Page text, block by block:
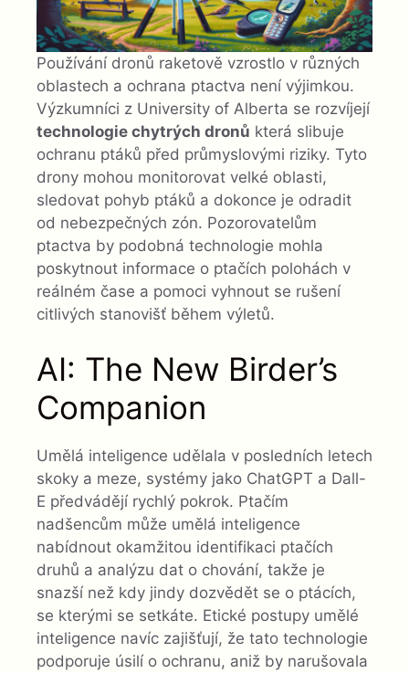
Používání dronů raketově vzrostlo v různých
oblastech a ochrana ptactva není výjimkou.
Výzkumníci z University of Alberta se rozvíjejí
technologie chytrých dronů která slibuje
ochranu ptáků před průmyslovými riziky. Tyto
drony mohou monitorovat velké oblasti,
sledovat pohyb ptáků a dokonce je odradit
od nebezpečných zón. Pozorovatelům
ptactva by podobná technologie mohla
poskytnout informace o ptačích polohách v
reálném čase a pomoci vyhnout se rušení
citlivých stanovišť během výletů.
AI: The New Birder’s
Companion
Umělá inteligence udělala v posledních letech
skoky a meze, systémy jako ChatGPT a Dall-
E předvádějí rychlý pokrok. Ptačím
nadšencům může umělá inteligence
nabídnout okamžitou identifikaci ptačích
druhů a analýzu dat o chování, takže je
snazší než kdy jindy dozvědět se o ptácích,
se kterými se setkáte. Etické postupy umělé
inteligence navíc zajišťují, že tato technologie
podporuje úsilí o ochranu, aniž by narušovala